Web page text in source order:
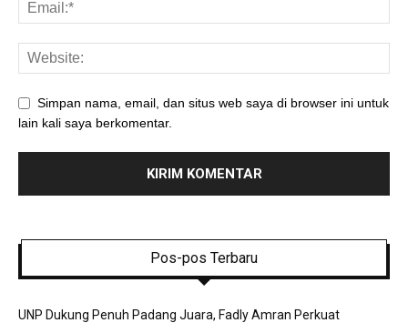
Simpan nama, email, dan situs web saya di browser ini untuk
lain kali saya berkomentar.
Pos-pos Terbaru
UNP Dukung Penuh Padang Juara, Fadly Amran Perkuat